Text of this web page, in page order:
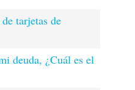
tarjetas de
deuda, ¿Cuál es el